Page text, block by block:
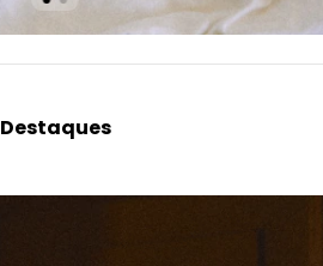
Destaques